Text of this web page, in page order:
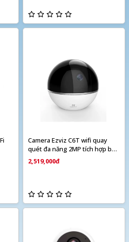
Camera Ezviz C6T wifi quay
quét đa năng 2MP tích hợp báo
động
2,519,000đ